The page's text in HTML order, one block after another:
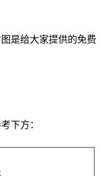
是给大家提供的免费
下方：